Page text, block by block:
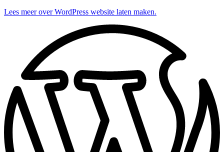
Lees meer over WordPress website laten maken.